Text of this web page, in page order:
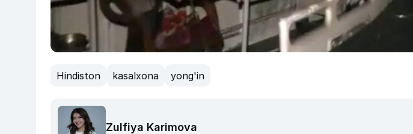
Hindiston kasalxona yong'in
Zulfiya Karimova